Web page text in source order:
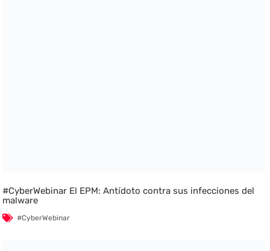
#CyberWebinar El EPM: Antídoto contra sus infecciones del
malware
#CyberWebinar